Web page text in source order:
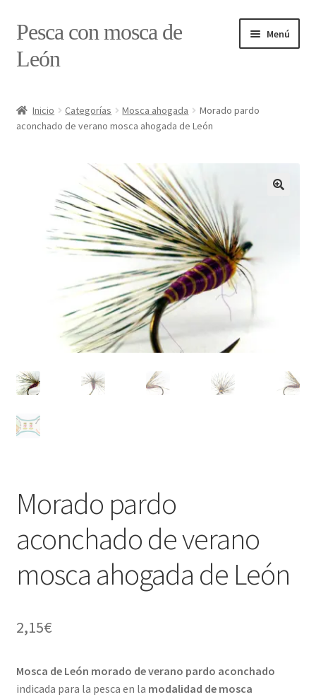
Ir
a
Ir
al
contenido
Pesca con mosca de
León
Menú
#7897 (sin título)
Estado de tramos de pesca
Formulario de contacto
Realizar pedido
Regístrate al canal de noticias
Resultados en pesca con mosca de León
Shop
Inicio Categorías Mosca ahogada
Morado pardo
aconchado de verano mosca ahogada de León
Morado pardo
aconchado de verano
mosca ahogada de León
2,15€
Mosca de León morado de verano pardo aconchado
indicada para la pesca en la modalidad de mosca